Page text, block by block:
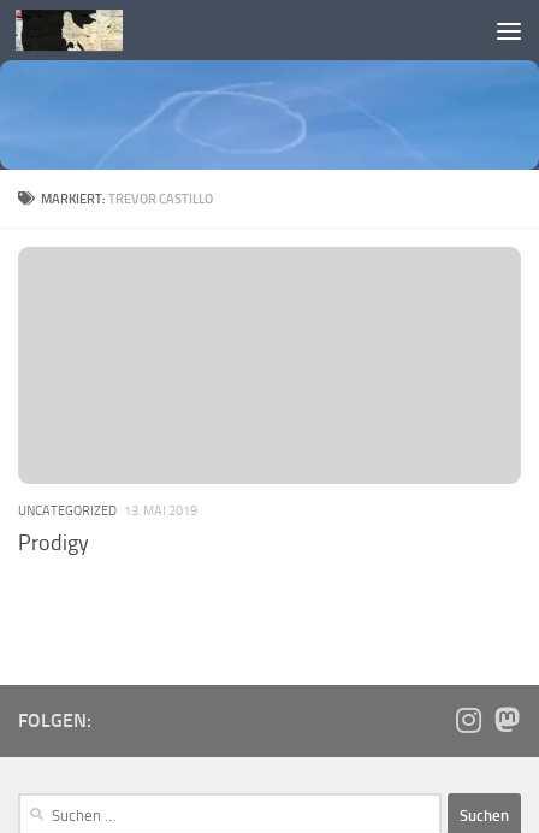
Skip to content
MARKIERT:TREVOR CASTILLO
UNCATEGORIZED 13. MAI 2019
Prodigy
FOLGEN: